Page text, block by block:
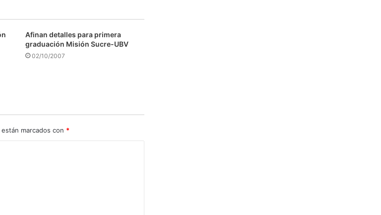
Afinan detalles para primera
graduación Misión Sucre-UBV
02/10/2007
marcados con *